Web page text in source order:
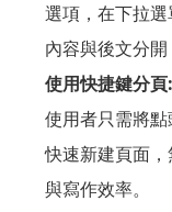
選項，在下拉
內容與後文分開
使用快捷鍵分頁:
使用者只需將
快速新建頁面
與寫作效率。